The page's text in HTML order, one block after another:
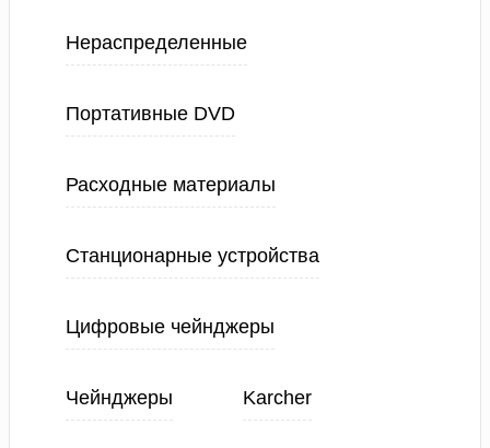
Нераспределенные
Портативные DVD
Расходные материалы
Станционарные устройства
Цифровые чейнджеры
Чейнджеры Karcher